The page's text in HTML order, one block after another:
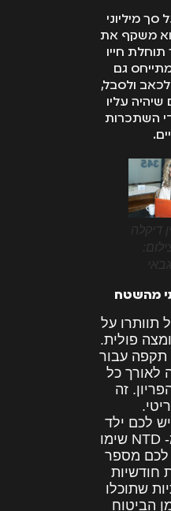
סך מיליוני
משקף את
חייו
גם
לכאב ולסבל,
שיהיה עליו
השתכרות
דיקלה
מהשטח
תוותרו על
פולית.
עבור
לאורך כל
זה
לכם ילד
הסובל מ- NTD שימו
לכם מספר
חודשיות
שתוכלו
הביטוח